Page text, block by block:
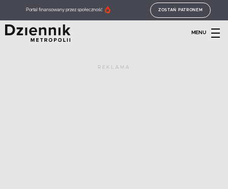
Portal finansowany przez społeczność ZOSTAŃ PATRONEM
MENU
REKLAMA